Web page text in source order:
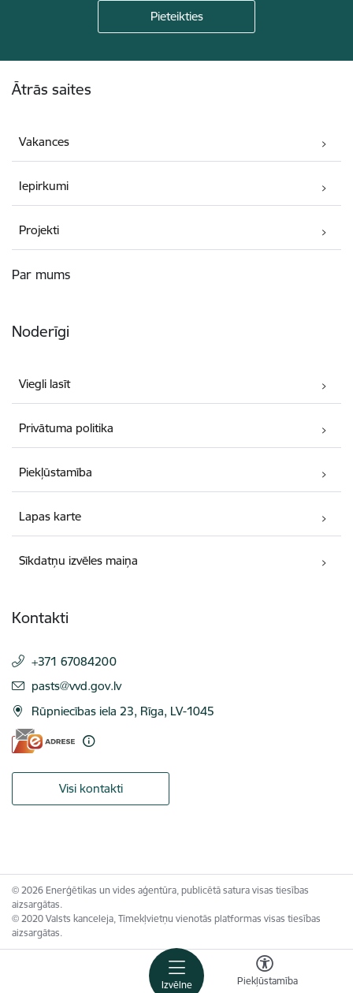
Izvēlne Piekļūstamība
Ātrās saites
Vakances
Iepirkumi
Projekti
Par mums
Noderīgi
Viegli lasīt
Privātuma politika
Piekļūstamība
Lapas karte
Sīkdatņu izvēles maiņa
Kontakti
+371 67084200
E-pasts:
pasts@vvd.gov.lv
Rūpniecības iela 23, Rīga, LV-1045
Visi kontakti
© 2026 Enerģētikas un vides aģentūra, publicētā satura visas tiesības
aizsargātas.
© 2020 Valsts kanceleja, Tīmekļvietņu vienotās platformas visas tiesības
aizsargātas.